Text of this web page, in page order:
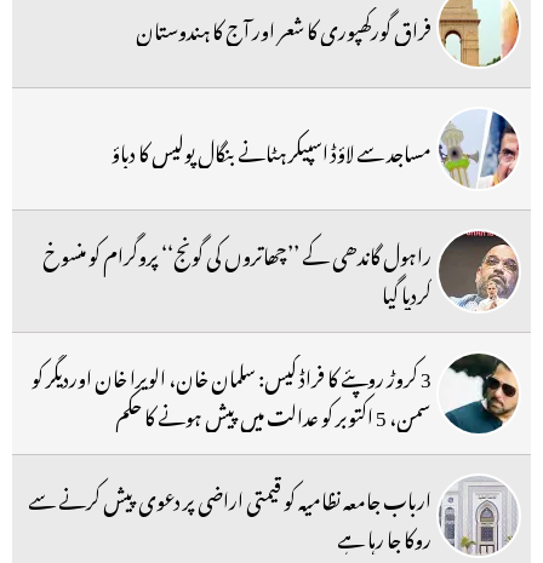
فراق گورکھپوری کا شعر اور آج کا ہندوستان
مساجد سے لاؤڈ اسپیکر ہٹانے بنگال پولیس کا دباؤ
راہول گاندھی کے ’’چھاتروں کی گونج‘‘ پروگرام کو منسوخ
کردیا گیا
3 کروڑ روپئے کا فراڈ کیس: سلمان خان، الویرا خان اوردیگر کو
سمن، 5 اکتوبر کو عدالت میں پیش ہونے کا حکم
ارباب جامعہ نظامیہ کو قیمتی اراضی پر دعوی پیش کرنے سے
روکا جا رہا ہے